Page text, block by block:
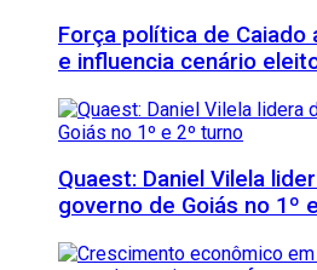
Força política de
e influencia cenário
Quaest: Daniel Vilela
governo de Goiás no 1º